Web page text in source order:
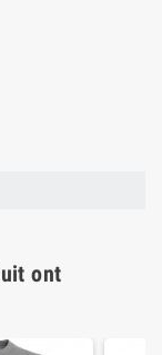
ont